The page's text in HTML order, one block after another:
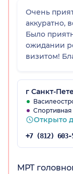
Очень
аккуратно,
Было
ожидании
визитом!
г Санкт-
Спортивная
Открыто
МРТ